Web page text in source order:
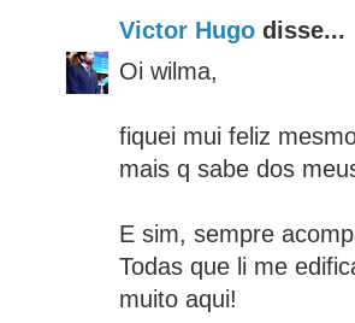
Victor Hugo disse...
Oi wilma,
fiquei mui feliz
mais q sabe dos
E sim, sempre
Todas que li me
muito aqui!